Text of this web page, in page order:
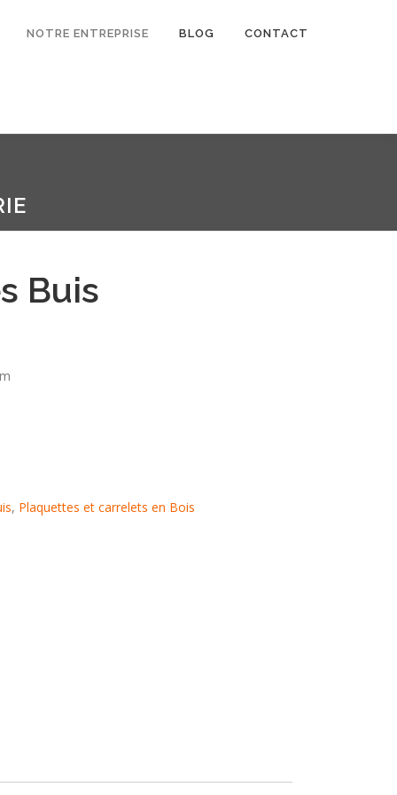
NOTRE ENTREPRISE BLOG CONTACT
Buis
, Plaquettes et carrelets en Bois